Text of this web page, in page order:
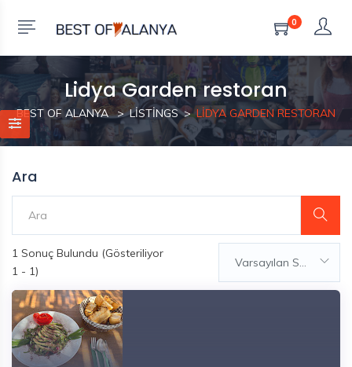
0
Lidya Garden restoran
BEST OF ALANYA LISTINGS LIDYA GARDEN RESTORAN
Ara
1 Sonuç Bulundu (Gösteriliyor
1 - 1)
Varsayılan Sıralama